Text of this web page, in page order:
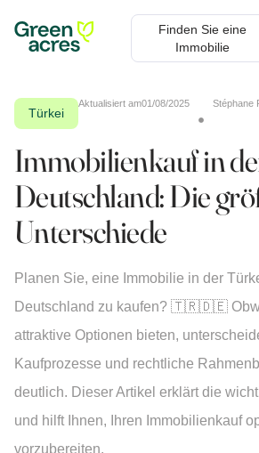
Finden Sie eine
Immobilie
Türkei
Aktualisiert am01/08/2025 Stéphane
Immobilienkauf in
Deutschland: Die
Unterschiede
Planen Sie, eine Immobilie in der
Deutschland zu kaufen? 🇹🇷🇩🇪
attraktive Optionen bieten,
Kaufprozesse und rechtliche
deutlich. Dieser Artikel erklärt die
und hilft Ihnen, Ihren Immobilienkauf
vorzubereiten.